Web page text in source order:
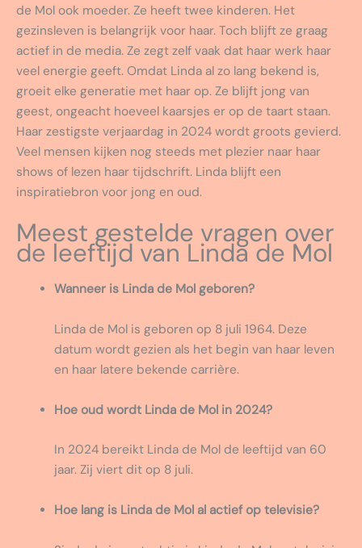
de Mol ook moeder. Ze heeft twee kinderen. Het
gezinsleven is belangrijk voor haar. Toch blijft ze graag
actief in de media. Ze zegt zelf vaak dat haar werk haar
veel energie geeft. Omdat Linda al zo lang bekend is,
groeit elke generatie met haar op. Ze blijft jong van
geest, ongeacht hoeveel kaarsjes er op de taart staan.
Haar zestigste verjaardag in 2024 wordt groots gevierd.
Veel mensen kijken nog steeds met plezier naar haar
shows of lezen haar tijdschrift. Linda blijft een
inspiratiebron voor jong en oud.
Meest gestelde vragen over
de leeftijd van Linda de Mol
Wanneer is Linda de Mol geboren?
Linda de Mol is geboren op 8 juli 1964. Deze
datum wordt gezien als het begin van haar leven
en haar latere bekende carrière.
Hoe oud wordt Linda de Mol in 2024?
In 2024 bereikt Linda de Mol de leeftijd van 60
jaar. Zij viert dit op 8 juli.
Hoe lang is Linda de Mol al actief op televisie?